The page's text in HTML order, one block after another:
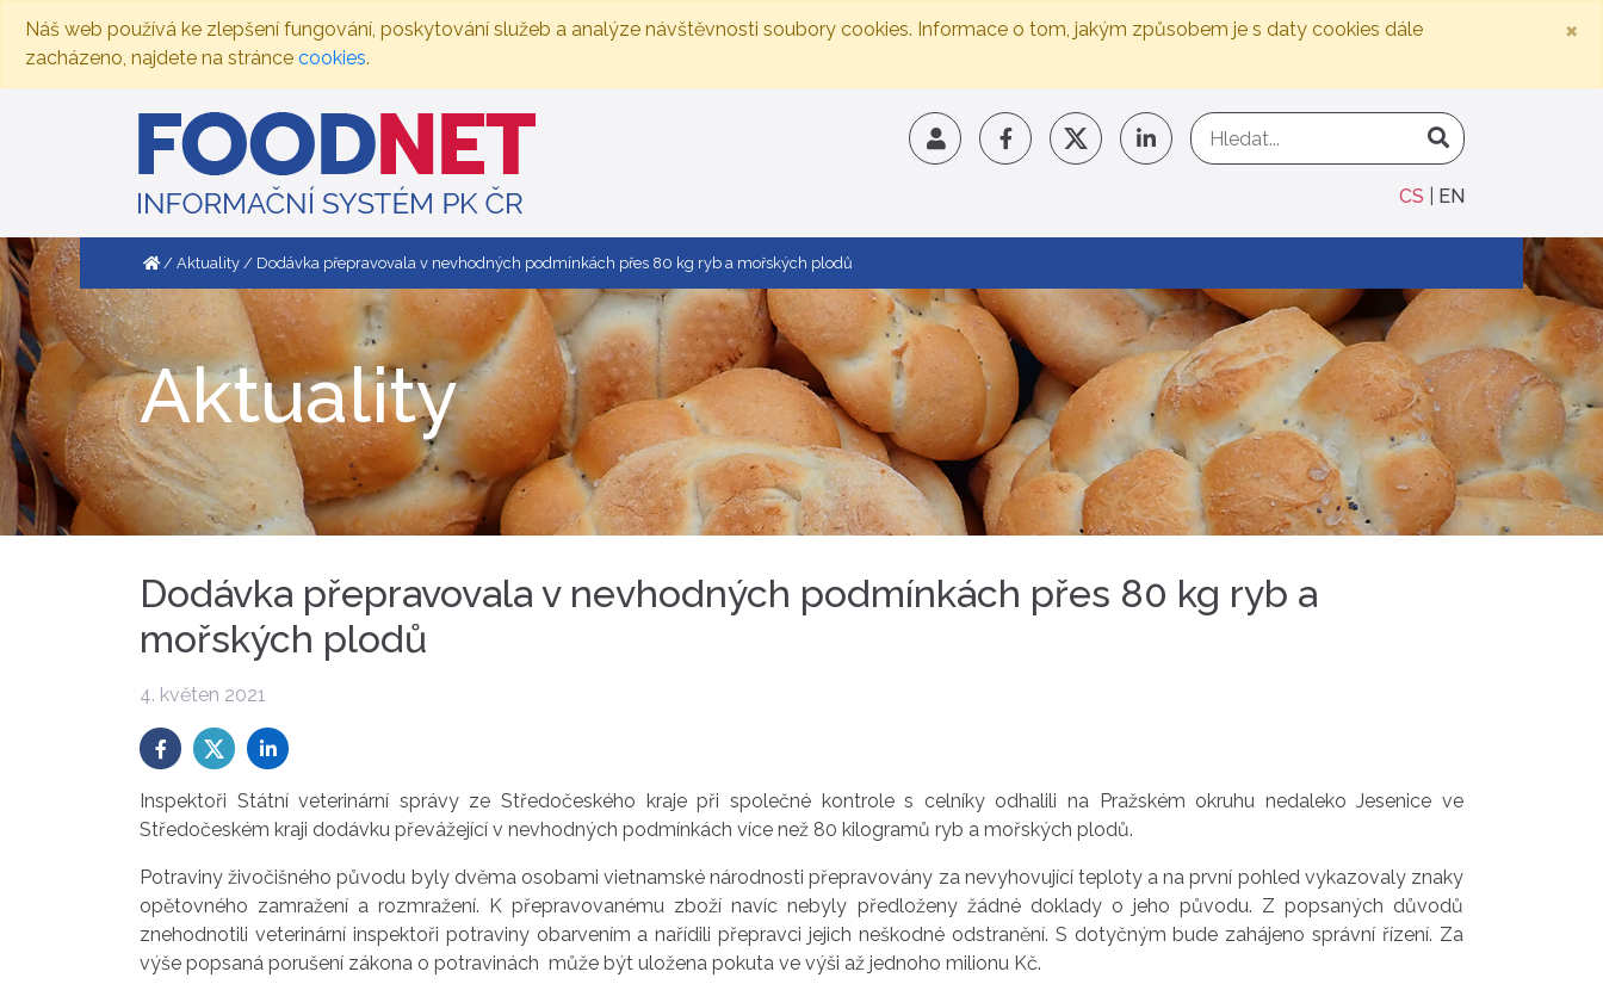
Náš web používá ke zlepšení fungování, poskytování služeb a analýze návštěvnosti soubory cookies. Informace o tom, jakým způsobem je s daty cookies dále
zacházeno, najdete na stránce cookies.
×
CS EN
Aktuality Dodávka přepravovala v nevhodných podmínkách přes 80 kg ryb a mořských plodů
Aktuality
Dodávka přepravovala v nevhodných podmínkách přes 80 kg ryb a
mořských plodů
4. květen 2021
Inspektoři Státní veterinární správy ze Středočeského kraje při společné kontrole s celníky odhalili na Pražském okruhu nedaleko Jesenice ve
Středočeském kraji dodávku převážející v nevhodných podmínkách více než 80 kilogramů ryb a mořských plodů.
Potraviny živočišného původu byly dvěma osobami vietnamské národnosti přepravovány za nevyhovující teploty a na první pohled vykazovaly znaky
opětovného zamražení a rozmražení. K přepravovanému zboží navíc nebyly předloženy žádné doklady o jeho původu. Z popsaných důvodů
znehodnotili veterinární inspektoři potraviny obarvením a nařídili přepravci jejich neškodné odstranění. S dotyčným bude zahájeno správní řízení. Za
výše popsaná porušení zákona o potravinách může být uložena pokuta ve výši až jednoho milionu Kč.